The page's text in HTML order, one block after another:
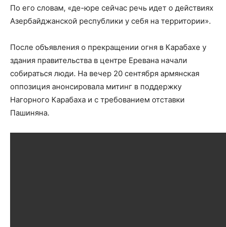
По его словам, «де-юре сейчас речь идет о действиях
Азербайджанской республики у себя на территории».
После объявления о прекращении огня в Карабахе у
здания правительства в центре Еревана начали
собираться люди. На вечер 20 сентября армянская
оппозиция анонсировала митинг в поддержку
Нагорного Карабаха и с требованием отставки
Пашиняна.